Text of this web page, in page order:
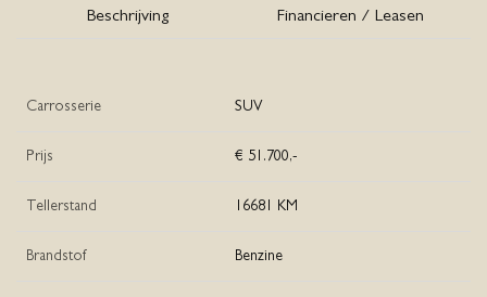
Beschrijving Financieren / Leasen
Carrosserie SUV
Prijs € 51.700,-
Tellerstand 16681 KM
Brandstof Benzine